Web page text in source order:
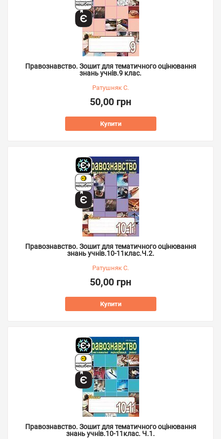
Правознавство. Зошит для тематичного оцінювання
знань учнів.9 клас.
Ратушняк С.
50,00 грн
Купити
Правознавство. Зошит для тематичного оцінювання
знань учнів.10-11клас.Ч.2.
Ратушняк С.
50,00 грн
Купити
Правознавство. Зошит для тематичного оцінювання
знань учнів.10-11клас. Ч.1.